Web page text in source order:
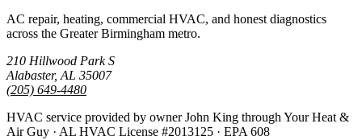
AC repair, heating, commercial HVAC, and honest diagnostics
across the Greater Birmingham metro.
210 Hillwood Park S
Alabaster, AL 35007
(205) 649-4480
HVAC service provided by owner John King through Your Heat &
Air Guy · AL HVAC License #2013125 · EPA 608